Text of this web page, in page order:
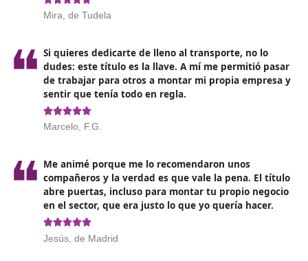
plataformas de aprendizaje online hará que el
formación sea más flexible y accesible, permitiendo
Formación ensostenibilidad : Con los objetivos de
reducción de emisiones más estrictos, se espera
cursos incluyan módulos adicionales sobre
ecológico y gestión sostenible de flotas.
Capacitación en habilidades blandas
profesionales. La formación en habilidades de
comunicación, resolución de conflictos y liderazgo
volverá fundamental para quienes buscan avanzar
carreras en el sector del transporte.
Adaptación a nuevas normativas